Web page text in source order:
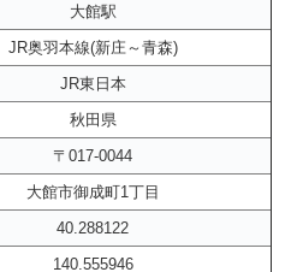
大館駅
JR奥羽本線(新庄～青森)
JR東日本
秋田県
〒017-0044
大館市御成町1丁目
40.288122
140.555946